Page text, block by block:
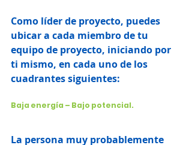
Como líder de proyecto, puedes
ubicar a cada miembro de tu
equipo de proyecto, iniciando por
ti mismo, en cada uno de los
cuadrantes siguientes:
Baja energía – Bajo potencial.
La persona muy probablemente